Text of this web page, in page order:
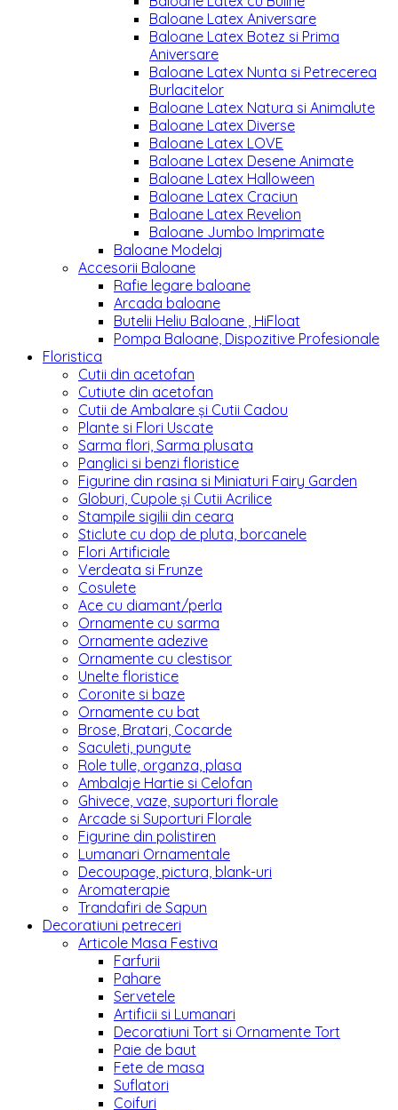
Baloane Latex Aniversare
Baloane Latex Botez si Prima
Aniversare
Baloane Latex Nunta si Petrecerea
Burlacitelor
Baloane Latex Natura si Animalute
Baloane Latex Diverse
Baloane Latex LOVE
Baloane Latex Desene Animate
Baloane Latex Halloween
Baloane Latex Craciun
Baloane Latex Revelion
Baloane Jumbo Imprimate
Baloane Modelaj
Accesorii Baloane
Rafie legare baloane
Arcada baloane
Butelii Heliu Baloane , HiFloat
Pompa Baloane, Dispozitive Profesionale
Floristica
Cutii din acetofan
Cutiute din acetofan
Cutii de Ambalare și Cutii Cadou
Plante si Flori Uscate
Sarma flori, Sarma plusata
Panglici si benzi floristice
Figurine din rasina si Miniaturi Fairy Garden
Globuri, Cupole și Cutii Acrilice
Stampile sigilii din ceara
Sticlute cu dop de pluta, borcanele
Flori Artificiale
Verdeata si Frunze
Cosulete
Ace cu diamant/perla
Ornamente cu sarma
Ornamente adezive
Ornamente cu clestisor
Unelte floristice
Coronite si baze
Ornamente cu bat
Brose, Bratari, Cocarde
Saculeti, pungute
Role tulle, organza, plasa
Ambalaje Hartie si Celofan
Ghivece, vaze, suporturi florale
Arcade si Suporturi Florale
Figurine din polistiren
Lumanari Ornamentale
Decoupage, pictura, blank-uri
Aromaterapie
Trandafiri de Sapun
Decoratiuni petreceri
Articole Masa Festiva
Farfurii
Pahare
Servetele
Artificii si Lumanari
Decoratiuni Tort si Ornamente Tort
Paie de baut
Fete de masa
Suflatori
Coifuri